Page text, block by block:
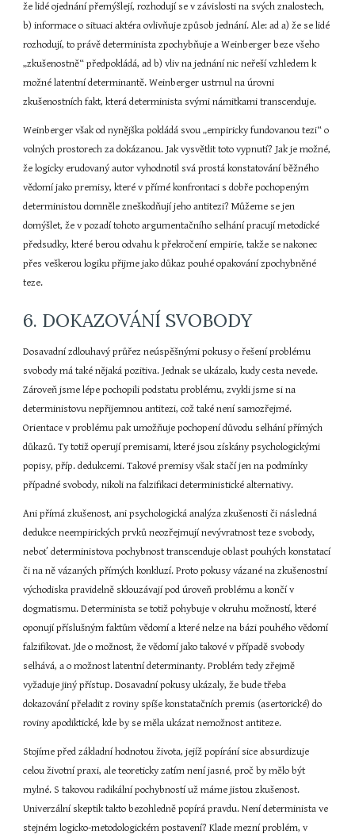
že lidé ojednání přemýšlejí, rozhodují se v závislosti na svých znalostech,
b) informace o situaci aktéra ovlivňuje způsob jednání. Ale: ad a) že se lidé
rozhodují, to právě determinista zpochybňuje a Weinberger beze všeho
„zkušenostně“ předpokládá, ad b) vliv na jednání nic neřeší vzhledem k
možné latentní determinantě. Weinberger ustrnul na úrovni
zkušenostních fakt, která determinista svými námitkami transcenduje.
Weinberger však od nynějška pokládá svou „empiricky fundovanou tezi“ o
volných prostorech za dokázanou. Jak vysvětlit toto vypnutí? Jak je možné,
že logicky erudovaný autor vyhodnotil svá prostá konstatování běžného
vědomí jako premisy, které v přímé konfrontaci s dobře pochopeným
deterministou domněle zneškodňují jeho antitezi? Můžeme se jen
domýšlet, že v pozadí tohoto argumentačního selhání pracují metodické
předsudky, které berou odvahu k překročení empirie, takže se nakonec
přes veškerou logiku přijme jako důkaz pouhé opakování zpochybněné
teze.
6. DOKAZOVÁNÍ SVOBODY
Dosavadní zdlouhavý průřez neúspěšnými pokusy o řešení problému
svobody má také nějaká pozitiva. Jednak se ukázalo, kudy cesta nevede.
Zároveň jsme lépe pochopili podstatu problému, zvykli jsme si na
deterministovu nepřijemnou antitezi, což také není samozřejmé.
Orientace v problému pak umožňuje pochopení důvodu selhání přímých
důkazů. Ty totiž operují premisami, které jsou získány psychologickými
popisy, příp. dedukcemi. Takové premisy však stačí jen na podmínky
případné svobody, nikoli na falzifikaci deterministické alternativy.
Ani přímá zkušenost, ani psychologická analýza zkušenosti či následná
dedukce neempirických prvků neozřejmují nevývratnost teze svobody,
neboť deterministova pochybnost transcenduje oblast pouhých konstatací
či na ně vázaných přímých konkluzí. Proto pokusy vázané na zkušenostní
východiska pravidelně sklouzávají pod úroveň problému a končí v
dogmatismu. Determinista se totiž pohybuje v okruhu možností, které
oponují příslušným faktům vědomí a které nelze na bázi pouhého vědomí
falzifikovat. Jde o možnost, že vědomí jako takové v případě svobody
selhává, a o možnost latentní determinanty. Problém tedy zřejmě
vyžaduje jiný přístup. Dosavadní pokusy ukázaly, že bude třeba
dokazování přeladit z roviny spíše konstatačních premis (asertorické) do
roviny apodiktické, kde by se měla ukázat nemožnost antiteze.
Stojíme před základní hodnotou života, jejíž popírání sice absurdizuje
celou životní praxi, ale teoreticky zatím není jasné, proč by mělo být
mylné. S takovou radikální pochybností už máme jistou zkušenost.
Univerzální skeptik takto bezohledně popírá pravdu. Není determinista ve
stejném logicko-metodologickém postavení? Klade mezní problém, v